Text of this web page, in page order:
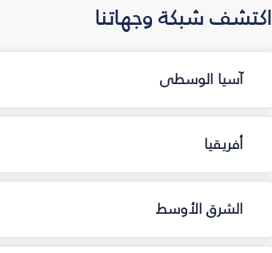
اكتشف شبكة وجهاتنا
آسيا الوسطى
أفريقيا
الشرق الأوسط